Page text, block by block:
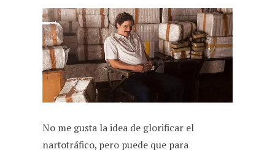
c
e
b
o
o
k
a
t
s
A
p
p
l
e
g
r
m
d
d
i
t
a
i
l
No me gusta la idea de glorificar el
nartotráfico, pero puede que para